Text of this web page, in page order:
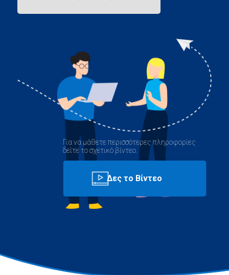
Για να μάθετε περισσότερες πληροφορίες
δείτε το σχετικό βίντεο.